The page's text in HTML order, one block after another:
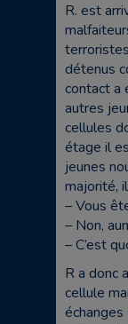
R. est
détenus
contact a
autres
cellules
étage il
jeunes
majorité,
– Vous
– Non,
– C’est
R a donc
cellule